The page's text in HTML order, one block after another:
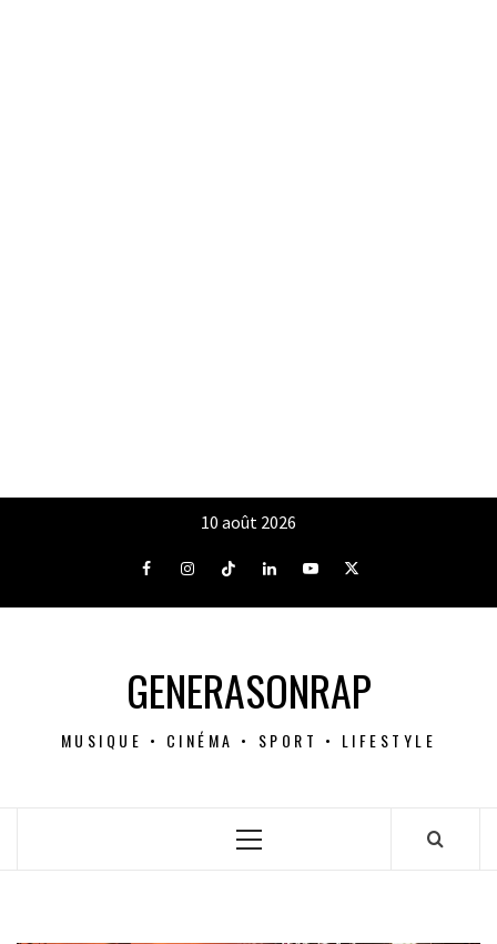
10 août 2026
FacebookInstagramTiktok LinkedInYoutube
X
GENERASONRAP
MUSIQUE • CINÉMA • SPORT • LIFESTYLE
Menu